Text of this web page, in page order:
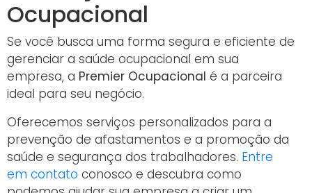
Ocupacional
Se você busca uma forma segura e eficiente de
gerenciar a saúde ocupacional em sua
empresa, a Premier Ocupacional é a parceira
ideal para seu negócio.
Oferecemos serviços personalizados para a
prevenção de afastamentos e a promoção da
saúde e segurança dos trabalhadores. Entre
em contato conosco e descubra como